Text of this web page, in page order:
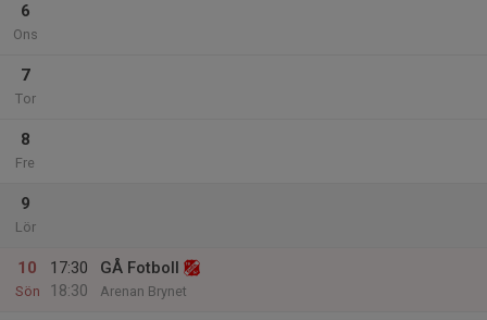
6
Ons
7
Tor
8
Fre
9
Lör
10
Sön
17:30
18:30
GÅ Fotboll
Arenan Brynet